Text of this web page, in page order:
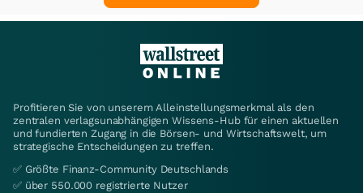
Profitieren Sie von unserem Alleinstellungsmerkmal als den
zentralen verlagsunabhängigen Wissens-Hub für einen aktuellen
und fundierten Zugang in die Börsen- und Wirtschaftswelt, um
strategische Entscheidungen zu treffen.
✅ Größte Finanz-Community Deutschlands
✅ über 550.000 registrierte Nutzer